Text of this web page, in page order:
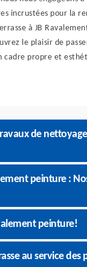
incrustées pour la
à JB
le plaisir de
cadre propre et
de
peinture :
peinture!
au service des